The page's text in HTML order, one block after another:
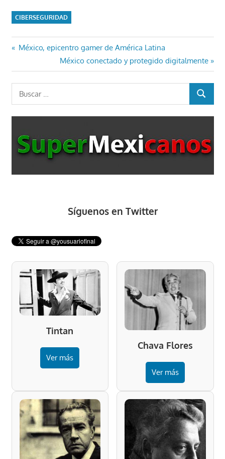
CIBERSEGURIDAD
Navegación
de
entradas
Entrada
México, epicentro gamer de América Latina
Entrada
siguiente:
México conectado y protegido digitalmente
BUSCAR
Síguenos en Twitter
Tintan
Ver más
Chava Flores
Ver más